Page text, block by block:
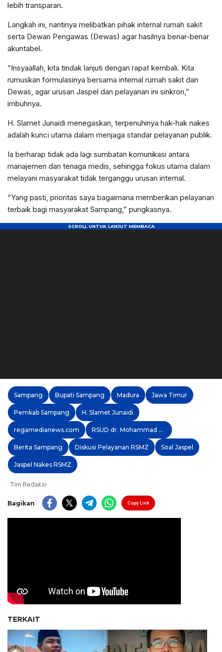
lebih transparan.
Langkah ini, nantinya melibatkan pihak internal rumah sakit
serta Dewan Pengawas (Dewas) agar hasilnya benar-benar
akuntabel.
“Insyaallah, kita tindak lanjuti dengan rapat kembali. Kita
rumuskan formulasinya bersama internal rumah sakit dan
Dewas, agar urusan Jaspel dan pelayanan ini sinkron,”
imbuhnya.
H. Slamet Junaidi menegaskan, terpenuhinya hak-hak nakes
adalah kunci utama dalam menjaga standar pelayanan publik.
Ia berharap tidak ada lagi sumbatan komunikasi antara
manajemen dan tenaga medis, sehingga fokus utama dalam
melayani masyarakat tidak terganggu urusan internal.
“Yang pasti, prioritas saya bagaimana memberikan pelayanan
terbaik bagi masyarakat Sampang,” pungkasnya.
Sampang Bupati Sampang Madura Jawa Timur
Pemkab Sampang H. Slamet Junaidi
regamedianews.com RSUD dr. Mohammad Zyn
Berita Sampang Diskusi Pelayanan RSMZ Soal Jaspel
Jaspel Nakes RSMZ
Tim Redaksi
Bagikan Copy Link
TERKAIT